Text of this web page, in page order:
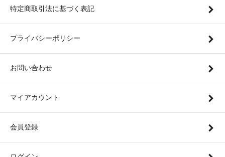
特定商取引法に基づく表記
プライバシーポリシー
お問い合わせ
マイアカウント
会員登録